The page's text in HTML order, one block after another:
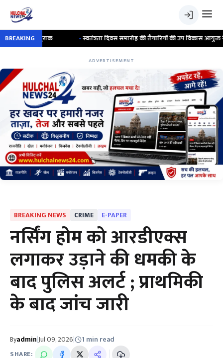
BREAKING स्वतंत्रता दिवस समारोह की तैयारियों की उप विकास आयुक्त ने की समीक्षा ;
ADVERTISEMENT
BREAKING NEWS CRIME E-PAPER
नर्सिंग होम को आरडीएक्स
लगाकर उड़ाने की धमकी के
बाद पुलिस अलर्ट ; प्राथमिकी
के बाद जांच जारी
Byadmin|Jul 09, 2026| 1 min read
SHARE: